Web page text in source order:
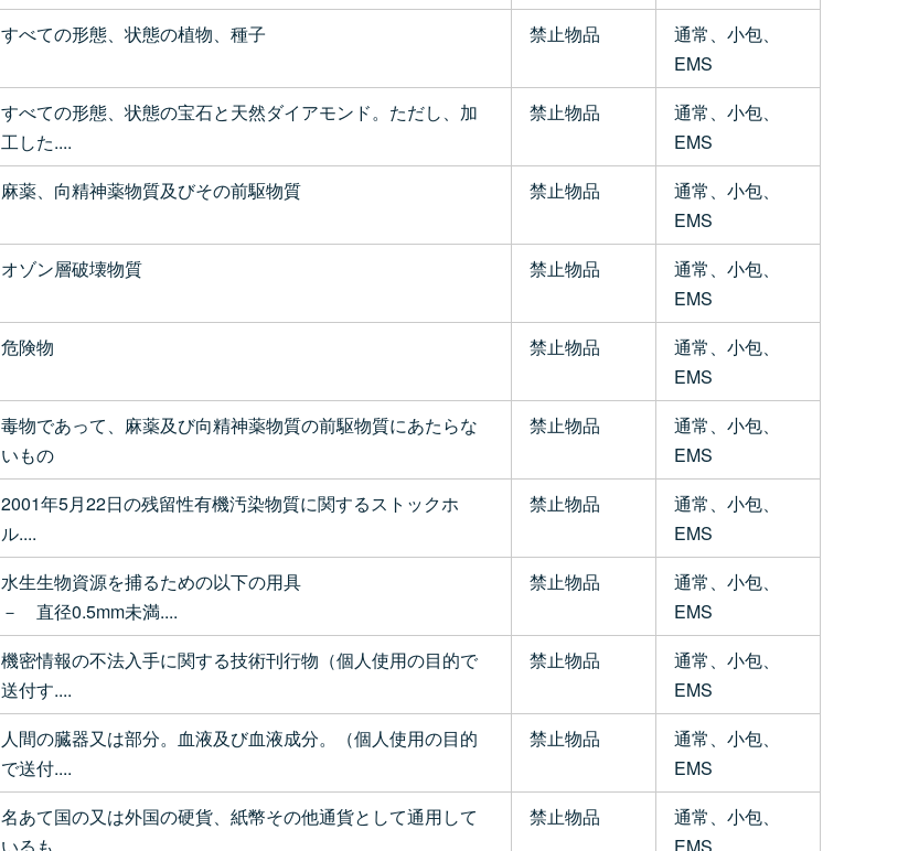
すべての形態、状態の植物、種子 禁止物品
通常、小包、
EMS
すべての形態、状態の宝石と天然ダイアモンド。ただし、加
工した....
禁止物品
通常、小包、
EMS
麻薬、向精神薬物質及びその前駆物質 禁止物品
通常、小包、
EMS
オゾン層破壊物質 禁止物品
通常、小包、
EMS
危険物 禁止物品
通常、小包、
EMS
毒物であって、麻薬及び向精神薬物質の前駆物質にあたらな
いもの
禁止物品
通常、小包、
EMS
2001年5月22日の残留性有機汚染物質に関するストックホ
ル....
禁止物品
通常、小包、
EMS
水生生物資源を捕るための以下の用具
－ 直径0.5mm未満....
禁止物品
通常、小包、
EMS
機密情報の不法入手に関する技術刊行物（個人使用の目的で
送付す....
禁止物品
通常、小包、
EMS
人間の臓器又は部分。血液及び血液成分。（個人使用の目的
で送付....
禁止物品
通常、小包、
EMS
名あて国の又は外国の硬貨、紙幣その他通貨として通用して
禁止物品
通常、小包、